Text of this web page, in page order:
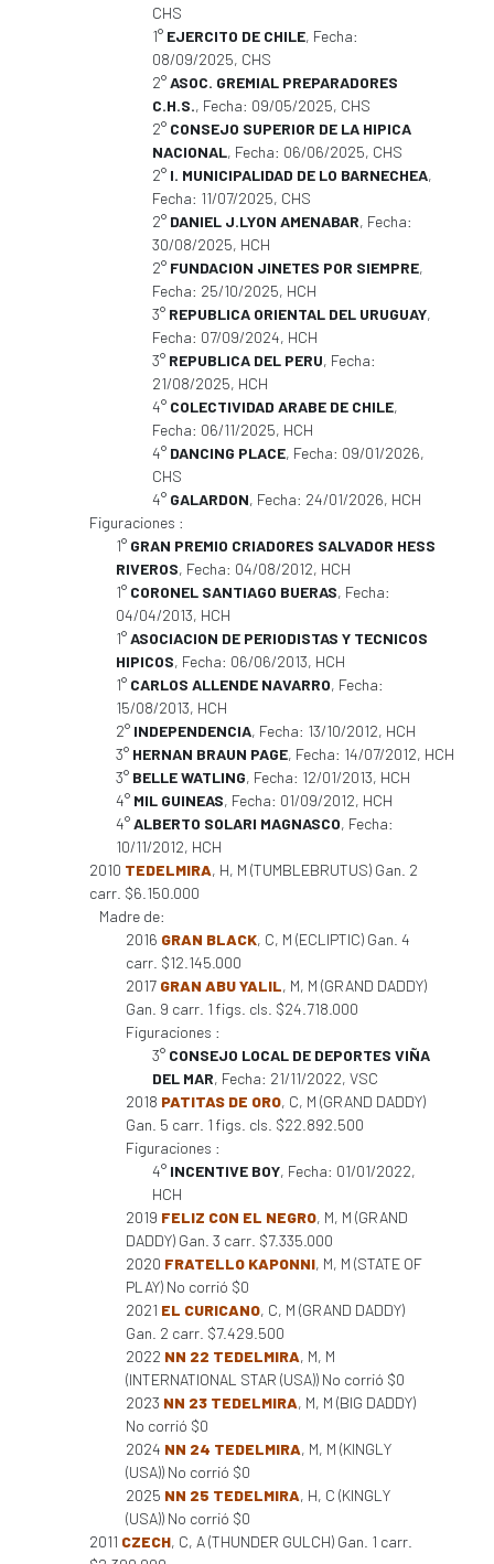
CHS
1° EJERCITO DE CHILE, Fecha:
08/09/2025, CHS
2°ASOC. GREMIAL PREPARADORES
C.H.S., Fecha: 09/05/2025, CHS
2° CONSEJO SUPERIOR DE LA HIPICA
NACIONAL, Fecha: 06/06/2025, CHS
2° I. MUNICIPALIDAD DE LO BARNECHEA,
Fecha: 11/07/2025, CHS
2° DANIEL J.LYON AMENABAR, Fecha:
30/08/2025, HCH
2° FUNDACION JINETES POR SIEMPRE,
Fecha: 25/10/2025, HCH
3° REPUBLICA ORIENTAL DEL URUGUAY,
Fecha: 07/09/2024, HCH
3° REPUBLICA DEL PERU, Fecha:
21/08/2025, HCH
4° COLECTIVIDAD ARABE DE CHILE,
Fecha: 06/11/2025, HCH
4° DANCING PLACE, Fecha: 09/01/2026,
CHS
4° GALARDON, Fecha: 24/01/2026, HCH
Figuraciones :
1° GRAN PREMIO CRIADORES SALVADOR HESS
RIVEROS, Fecha: 04/08/2012, HCH
1° CORONEL SANTIAGO BUERAS, Fecha:
04/04/2013, HCH
1°ASOCIACION DE PERIODISTAS Y TECNICOS
HIPICOS, Fecha: 06/06/2013, HCH
1° CARLOS ALLENDE NAVARRO, Fecha:
15/08/2013, HCH
2° INDEPENDENCIA, Fecha: 13/10/2012, HCH
3° HERNAN BRAUN PAGE, Fecha: 14/07/2012, HCH
3° BELLE WATLING, Fecha: 12/01/2013, HCH
4° MIL GUINEAS, Fecha: 01/09/2012, HCH
4°ALBERTO SOLARI MAGNASCO, Fecha:
10/11/2012, HCH
2010 TEDELMIRA, H, M (TUMBLEBRUTUS) Gan. 2
carr. $6.150.000
Madre de:
2016 GRAN BLACK, C, M (ECLIPTIC) Gan. 4
carr. $12.145.000
2017 GRAN ABU YALIL, M, M (GRAND DADDY)
Gan. 9 carr. 1 figs. cls. $24.718.000
Figuraciones :
3° CONSEJO LOCAL DE DEPORTES VIÑA
DEL MAR, Fecha: 21/11/2022, VSC
2018 PATITAS DE ORO, C, M (GRAND DADDY)
Gan. 5 carr. 1 figs. cls. $22.892.500
Figuraciones :
4° INCENTIVE BOY, Fecha: 01/01/2022,
HCH
2019 FELIZ CON EL NEGRO, M, M (GRAND
DADDY) Gan. 3 carr. $7.335.000
2020 FRATELLO KAPONNI, M, M (STATE OF
PLAY) No corrió $0
2021 EL CURICANO, C, M (GRAND DADDY)
Gan. 2 carr. $7.429.500
2022 NN 22 TEDELMIRA, M, M
(INTERNATIONAL STAR (USA)) No corrió $0
2023 NN 23 TEDELMIRA, M, M (BIG DADDY)
No corrió $0
2024 NN 24 TEDELMIRA, M, M (KINGLY
(USA)) No corrió $0
2025 NN 25 TEDELMIRA, H, C (KINGLY
(USA)) No corrió $0
2011 CZECH, C, A (THUNDER GULCH) Gan. 1 carr.